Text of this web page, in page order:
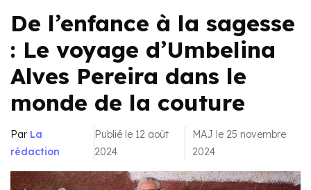
De l’enfance à la sagesse
: Le voyage d’Umbelina
Alves Pereira dans le
monde de la couture
Par La
rédaction
Publié le 12 août
2024
MAJ le 25 novembre
2024